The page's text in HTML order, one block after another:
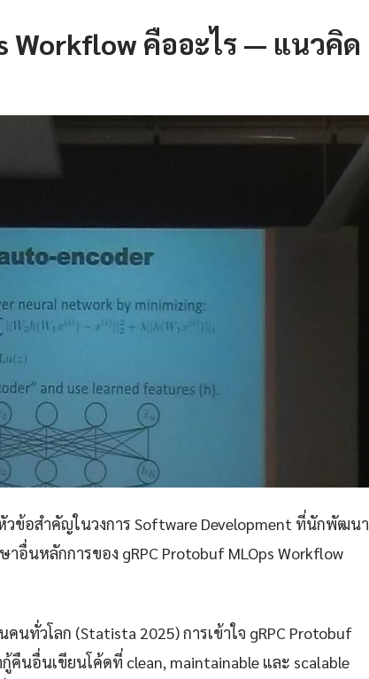
Workflow คืออะไร — แนวคิด
วข้อสำคัญในวงการ Software Development ที่นักพัฒนา
อื่นหลักการของ gRPC Protobuf MLOps Workflow
ทั่วโลก (Statista 2025) การเข้าใจ gRPC Protobuf
คืนอื่นเขียนโค้ดที่ clean, maintainable และ scalable